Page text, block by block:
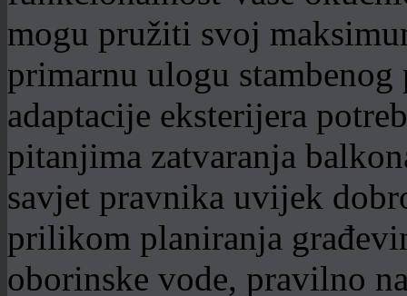
mogu pružiti svoj
primarnu ulogu
adaptacije eksterijera
pitanjima zatvaranja
savjet pravnika uvijek
prilikom planiranja
oborinske vode, pravilno